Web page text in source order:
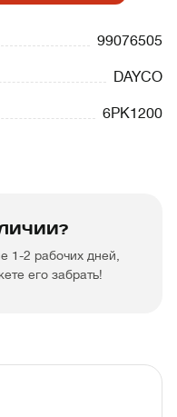
99076505
DAYCO
6PK1200
1-2 рабочих дней,
его забрать!